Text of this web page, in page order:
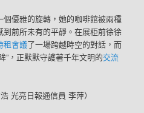
個優雅的旋轉，她的咖啡館被兩種
前所未有的平靜。在展柜前徐徐
租會議了一場跨越時空的對話，而
”，正默默守護著千年文明的交流
光亮日報通信員 李萍）